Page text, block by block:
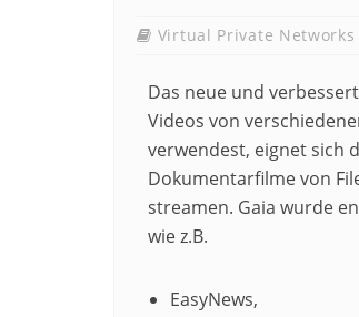
Virtual Private Networks
Das neue und
Videos von
verwendest, eignet sich
Dokumentarfilme von
streamen. Gaia wurde
wie z.B.
EasyNews,